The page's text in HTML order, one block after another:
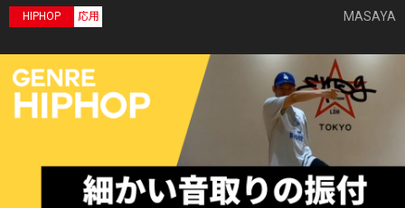
HIPHOP 応用 MASAYA